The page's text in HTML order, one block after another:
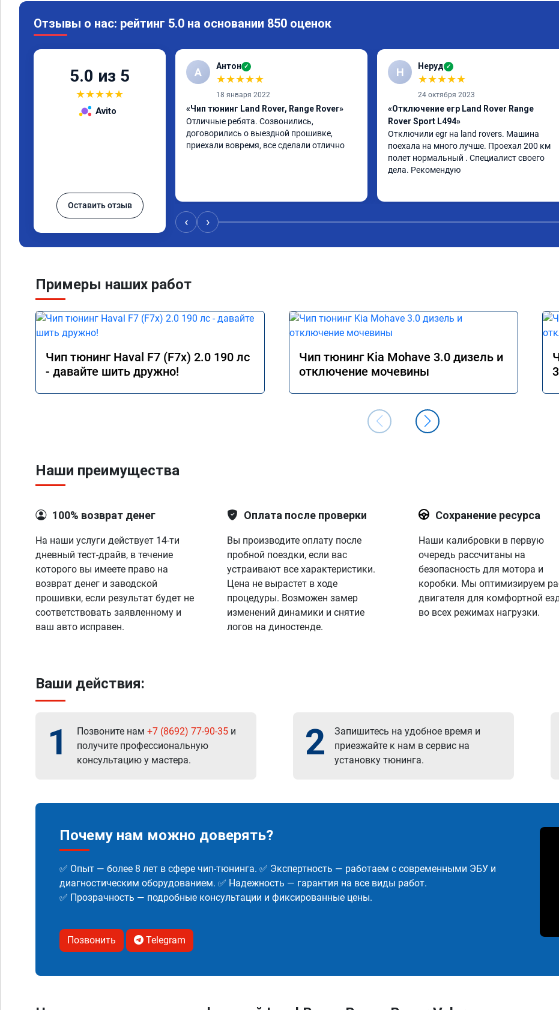
Отзывы о нас: рейтинг 5.0 на основании 850 оценок
5.0 из 5
★★★★★
Avito
Оставить отзыв
А Антон ✓
★★★★★
18 января 2022
«Чип тюнинг Land Rover, Range Rover»
Отличные ребята. Созвонились,
договорились о выездной прошивке,
приехали вовремя, все сделали отлично
Н Неруд ✓
★★★★★
24 октября 2023
«Отключение егр Land Rover Range
Rover Sport L494»
Отключили egr на land rovers. Машина
поехала на много лучше. Проехал 200 км
полет нормальный . Специалист своего
дела. Рекомендую
‹ ›
Примеры наших работ
Чип тюнинг Haval F7 (F7x) 2.0 190 лс
- давайте шить дружно!
Чип тюнинг Kia Mohave 3.0 дизель и
отключение мочевины
Наши преимущества
100% возврат денег
На наши услуги действует 14-ти
дневный тест-драйв, в течение
которого вы имеете право на
возврат денег и заводской
прошивки, если результат будет не
соответствовать заявленному и
ваш авто исправен.
Оплата после проверки
Вы производите оплату после
пробной поездки, если вас
устраивают все характеристики.
Цена не вырастет в ходе
процедуры. Возможен замер
изменений динамики и снятие
логов на диностенде.
Сохранение ресурса
Наши калибровки в первую
очередь рассчитаны на
безопасность для мотора и
коробки. Мы оптимизируем
двигателя для комфортной
во всех режимах нагрузки.
Ваши действия:
1 Позвоните нам +7 (8692) 77-90-35 и
получите профессиональную
консультацию у мастера.
2
Запишитесь на удобное время и
приезжайте к нам в сервис на
установку тюнинга.
Почему нам можно доверять?
✅ Опыт — более 8 лет в сфере чип-тюнинга. ✅ Экспертность — работаем с современными ЭБУ и
диагностическим оборудованием. ✅ Надежность — гарантия на все виды работ.
✅ Прозрачность — подробные консультации и фиксированные цены.
Позвонить Telegram